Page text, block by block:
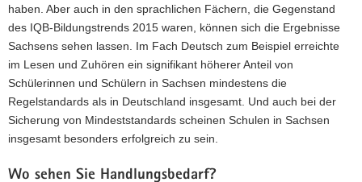
haben. Aber auch in den sprachlichen Fächern, die Gegenstand
des IQB-Bildungstrends 2015 waren, können sich die Ergebnisse
Sachsens sehen lassen. Im Fach Deutsch zum Beispiel erreichte
im Lesen und Zuhören ein signifikant höherer Anteil von
Schülerinnen und Schülern in Sachsen mindestens die
Regelstandards als in Deutschland insgesamt. Und auch bei der
Sicherung von Mindeststandards scheinen Schulen in Sachsen
insgesamt besonders erfolgreich zu sein.
Wo sehen Sie Handlungsbedarf?